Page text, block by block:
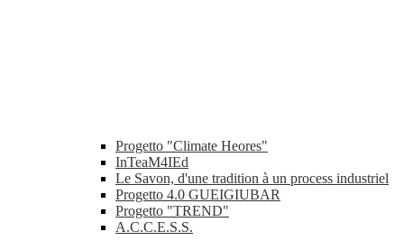
Progetto "Climate Heores"
InTeaM4IEd
Le Savon, d'une tradition à un process industriel
Progetto 4.0 GUEIGIUBAR
Progetto "TREND"
A.C.C.E.S.S.